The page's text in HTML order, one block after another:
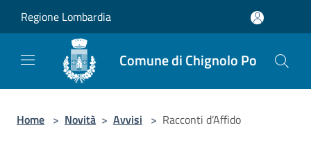
Regione Lombardia
Comune di Chignolo Po
Home > Novità > Avvisi > Racconti d’Affido